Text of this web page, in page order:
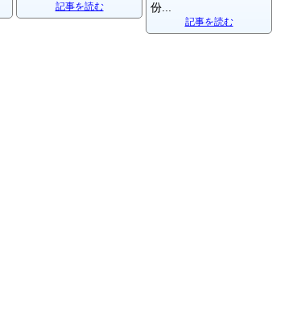
記事を読む
份...
記事を読む